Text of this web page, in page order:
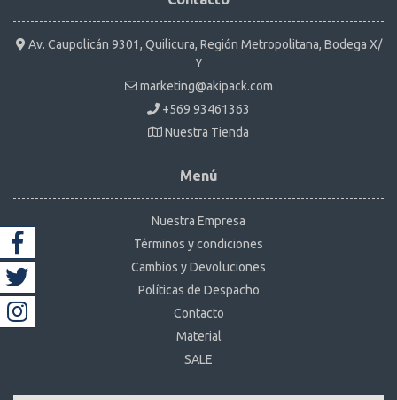
Av. Caupolicán 9301, Quilicura, Región Metropolitana, Bodega X/
Y
marketing@akipack.com
+569 93461363
Nuestra Tienda
Menú
Nuestra Empresa
Términos y condiciones
Cambios y Devoluciones
Políticas de Despacho
Contacto
Material
SALE